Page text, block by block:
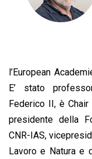
l’European
E’ stato
Federico II, è
presidente della
CNR-IAS,
Lavoro e Natura e